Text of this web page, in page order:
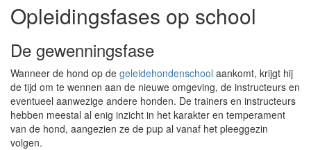
Opleidingsfases op school
De gewenningsfase
Wanneer de hond op de geleidehondenschool aankomt, krijgt hij
de tijd om te wennen aan de nieuwe omgeving, de instructeurs en
eventueel aanwezige andere honden. De trainers en instructeurs
hebben meestal al enig inzicht in het karakter en temperament
van de hond, aangezien ze de pup al vanaf het pleeggezin
volgen.